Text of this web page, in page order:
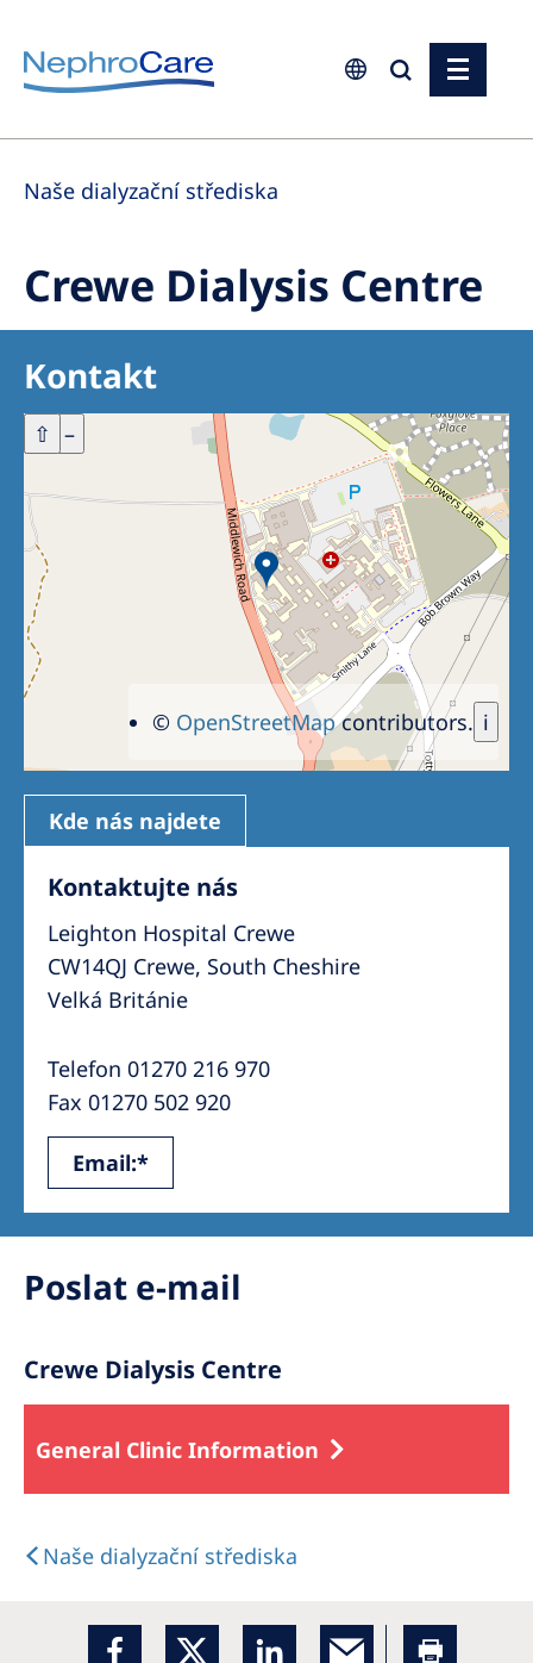
Europe
Czech Republic
Germany
Israel
Italy
Netherlands
Poland
Portugal
Romania
Russia
Serbia
Spain
Sweden
Switzerland
Asia Pacific
Australia
Philippines
North America
United States of America
NephroCare International
Naše dialyzační střediska
Crewe Dialysis Centre
Kontakt
+ –
⇧
i
© OpenStreetMapcontributors.
Kde nás najdete
Kontaktujte nás
Leighton Hospital Crewe
CW14QJ Crewe, South Cheshire
Velká Británie
Telefon 01270 216 970
Fax 01270 502 920
Email:*
Poslat e-mail
Crewe Dialysis Centre
General Clinic Information
Naše dialyzační střediska